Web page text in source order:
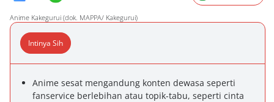
Anime Kakegurui (dok. MAPPA/ Kakegurui)
Intinya Sih
Anime sesat mengandung konten dewasa seperti
fanservice berlebihan atau topik-tabu, seperti cinta